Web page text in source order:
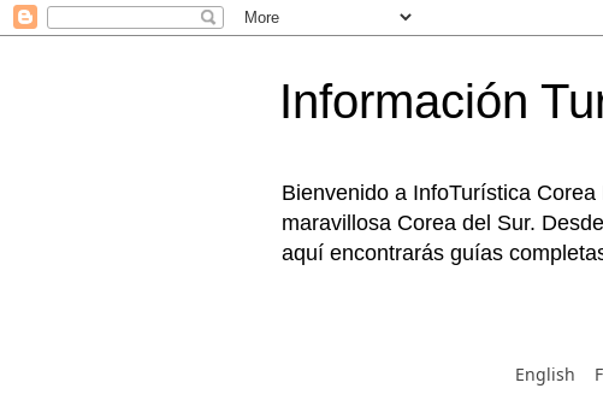
Información
Bienvenido a InfoTurística
maravillosa Corea del Sur.
aquí encontrarás guías
English